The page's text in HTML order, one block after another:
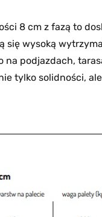
8 cm z fazą to
się wysoką
na podjazdach,
tylko solidności,